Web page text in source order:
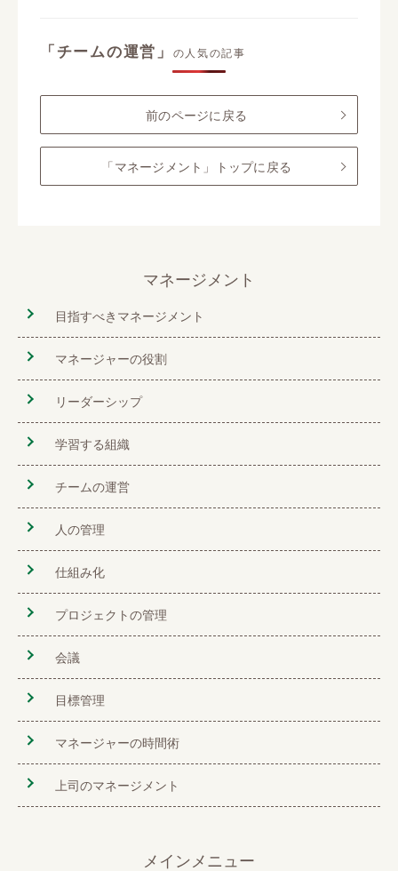
「チームの運営」 の人気の記事
前のページに戻る
「マネージメント」トップに戻る
マネージメント
目指すべきマネージメント
マネージャーの役割
リーダーシップ
学習する組織
チームの運営
人の管理
仕組み化
プロジェクトの管理
会議
目標管理
マネージャーの時間術
上司のマネージメント
メインメニュー